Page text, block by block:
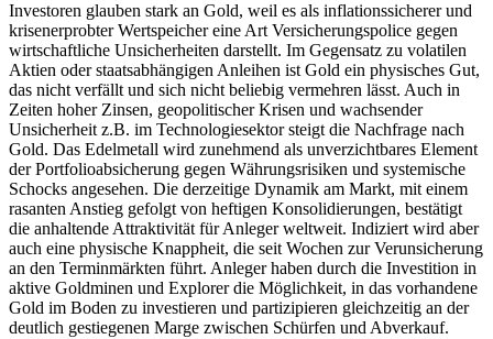
Investoren glauben stark an Gold, weil es als inflationssicherer und
krisenerprobter Wertspeicher eine Art Versicherungspolice gegen
wirtschaftliche Unsicherheiten darstellt. Im Gegensatz zu volatilen
Aktien oder staatsabhängigen Anleihen ist Gold ein physisches Gut,
das nicht verfällt und sich nicht beliebig vermehren lässt. Auch in
Zeiten hoher Zinsen, geopolitischer Krisen und wachsender
Unsicherheit z.B. im Technologiesektor steigt die Nachfrage nach
Gold. Das Edelmetall wird zunehmend als unverzichtbares Element
der Portfolioabsicherung gegen Währungsrisiken und systemische
Schocks angesehen. Die derzeitige Dynamik am Markt, mit einem
rasanten Anstieg gefolgt von heftigen Konsolidierungen, bestätigt
die anhaltende Attraktivität für Anleger weltweit. Indiziert wird aber
auch eine physische Knappheit, die seit Wochen zur Verunsicherung
an den Terminmärkten führt. Anleger haben durch die Investition in
aktive Goldminen und Explorer die Möglichkeit, in das vorhandene
Gold im Boden zu investieren und partizipieren gleichzeitig an der
deutlich gestiegenen Marge zwischen Schürfen und Abverkauf.